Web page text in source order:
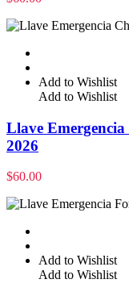
Add to Wishlist
Add to Wishlist
Llave
2026
$60.00
Add to Wishlist
Add to Wishlist